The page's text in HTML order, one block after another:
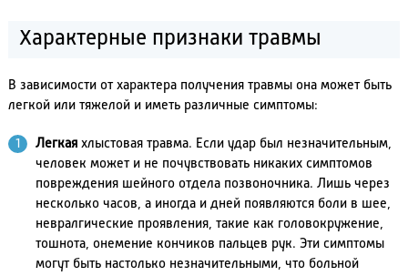
Характерные признаки травмы
В зависимости от характера получения травмы она может быть
легкой или тяжелой и иметь различные симптомы:
Легкаяхлыстовая травма. Если удар был незначительным,
человек может и не почувствовать никаких симптомов
повреждения шейного отдела позвоночника. Лишь через
несколько часов, а иногда и дней появляются боли в шее,
невралгические проявления, такие как головокружение,
тошнота, онемение кончиков пальцев рук. Эти симптомы
могут быть настолько незначительными, что больной